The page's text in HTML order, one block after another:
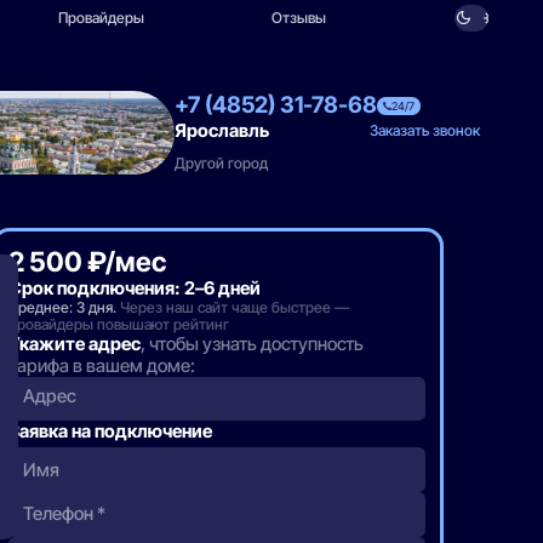
Провайдеры Отзывы
+7 (4852) 31-78-68 24/7
Ярославль
Заказать звонок
Другой город
2 500 ₽/мес
Срок подключения: 2–6 дней
Среднее: 3 дня. Через наш сайт чаще быстрее —
провайдеры повышают рейтинг
Укажите адрес, чтобы узнать доступность
тарифа в вашем доме:
Адрес
Заявка на подключение